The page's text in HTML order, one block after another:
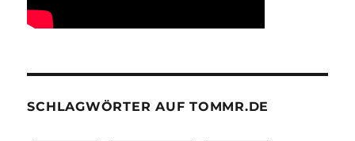
SCHLAGWÖRTER AUF TOMMR.DE